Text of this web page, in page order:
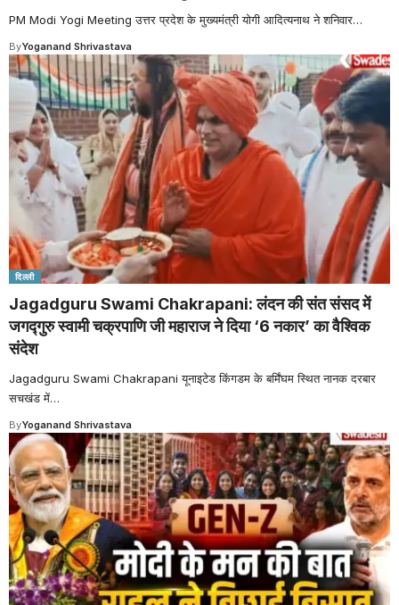
PM Modi Yogi Meeting उत्तर प्रदेश के मुख्यमंत्री योगी आदित्यनाथ ने शनिवार…
ByYoganand Shrivastava
दिल्ली
Jagadguru Swami Chakrapani: लंदन की संत संसद में
जगद्गुरु स्वामी चक्रपाणि जी महाराज ने दिया ‘6 नकार’ का वैश्विक
संदेश
Jagadguru Swami Chakrapani यूनाइटेड किंगडम के बर्मिंघम स्थित नानक दरबार
सचखंड में…
ByYoganand Shrivastava